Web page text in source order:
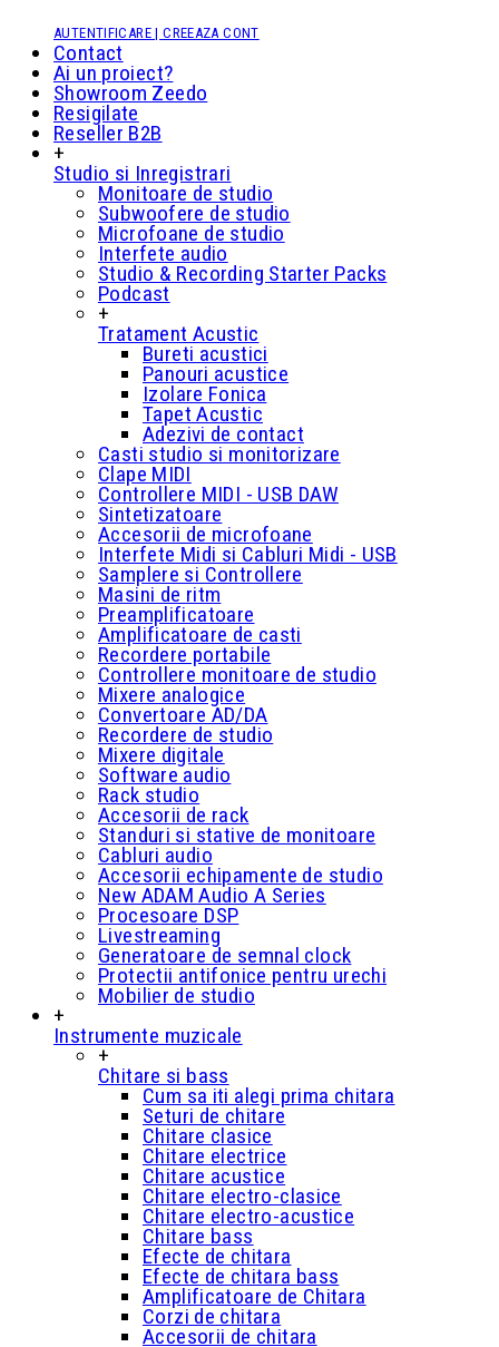
AUTENTIFICARE | CREEAZA CONT
Contact
Ai un proiect?
Showroom Zeedo
Resigilate
Reseller B2B
+
Studio si Inregistrari
Monitoare de studio
Subwoofere de studio
Microfoane de studio
Interfete audio
Studio & Recording Starter Packs
Podcast
+
Tratament Acustic
Bureti acustici
Panouri acustice
Izolare Fonica
Tapet Acustic
Adezivi de contact
Casti studio si monitorizare
Clape MIDI
Controllere MIDI - USB DAW
Sintetizatoare
Accesorii de microfoane
Interfete Midi si Cabluri Midi - USB
Samplere si Controllere
Masini de ritm
Preamplificatoare
Amplificatoare de casti
Recordere portabile
Controllere monitoare de studio
Mixere analogice
Convertoare AD/DA
Recordere de studio
Mixere digitale
Software audio
Rack studio
Accesorii de rack
Standuri si stative de monitoare
Cabluri audio
Accesorii echipamente de studio
New ADAM Audio A Series
Procesoare DSP
Livestreaming
Generatoare de semnal clock
Protectii antifonice pentru urechi
Mobilier de studio
+
Instrumente muzicale
+
Chitare si bass
Cum sa iti alegi prima chitara
Seturi de chitare
Chitare clasice
Chitare electrice
Chitare acustice
Chitare electro-clasice
Chitare electro-acustice
Chitare bass
Efecte de chitara
Efecte de chitara bass
Amplificatoare de Chitara
Corzi de chitara
Accesorii de chitara